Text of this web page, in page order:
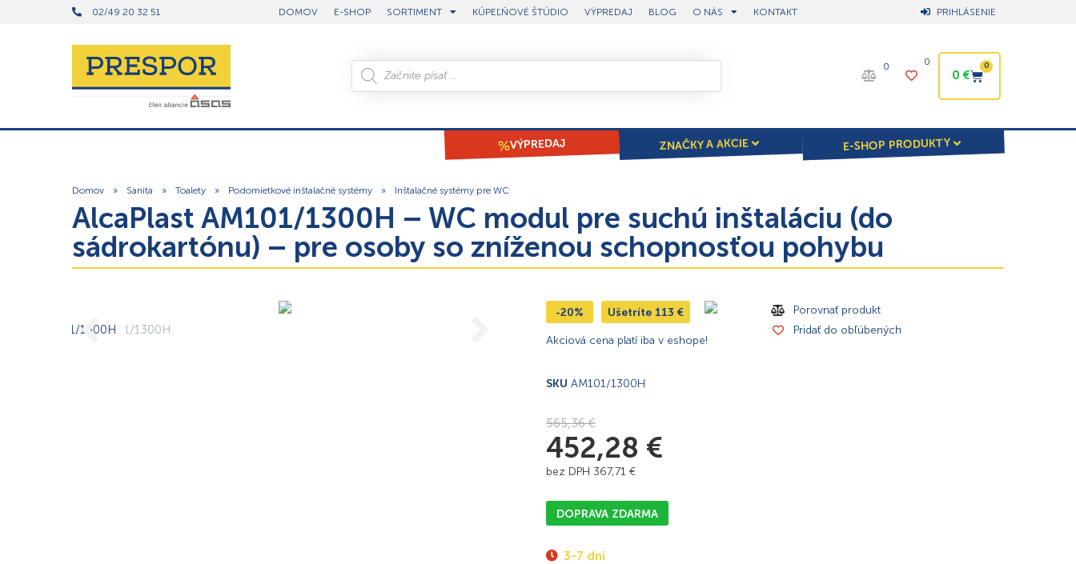
02/49 20 32 51 DOMOV E-SHOP SORTIMENT KÚPEĽŇOVÉ ŠTÚDIO VÝPREDAJ BLOG O NÁS KONTAKT PRIHLÁSENIE
0 0
0€
0
VÝPREDAJ ZNAČKY A AKCIE E-SHOP PRODUKTY
Domov » Sanita » Toalety » Podomietkové inštalačné systémy » Inštalačné systémy pre WC
AlcaPlast AM101/1300H – WC modul pre suchú inštaláciu (do
sádrokartónu) – pre osoby so zníženou schopnosťou pohybu
-20% Ušetríte 113 €
Akciová cena platí iba v eshope!
SKU AM101/1300H
Porovnať produkt
Pridať do obľúbených
565,36€
452,28 €
bez DPH 367,71 €
DOPRAVA ZDARMA
3-7 dní